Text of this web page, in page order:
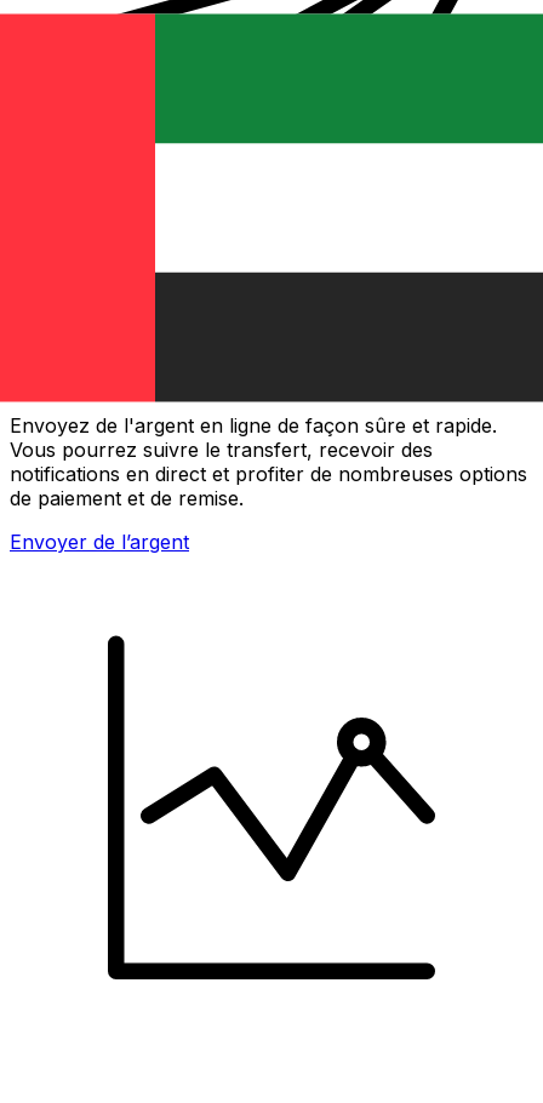
Envoyez de l'argent en ligne de façon sûre et rapide.
Vous pourrez suivre le transfert, recevoir des
notifications en direct et profiter de nombreuses options
de paiement et de remise.
Envoyer de l’argent